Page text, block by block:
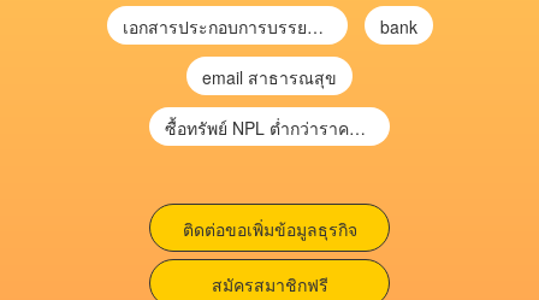
เอกสารประกอบการบรรยาย การประเมินความเสี่ยงเพื่อวางแผนการตรวจสอบ \ bank
email สาธารณสุข
ซื้อทรัพย์ NPL ต่ำกว่าราคาตลาด 30-70% แบบไม่ต้องไปประมูล”
ติดต่อขอเพิ่มข้อมูลธุรกิจ
สมัครสมาชิกฟรี